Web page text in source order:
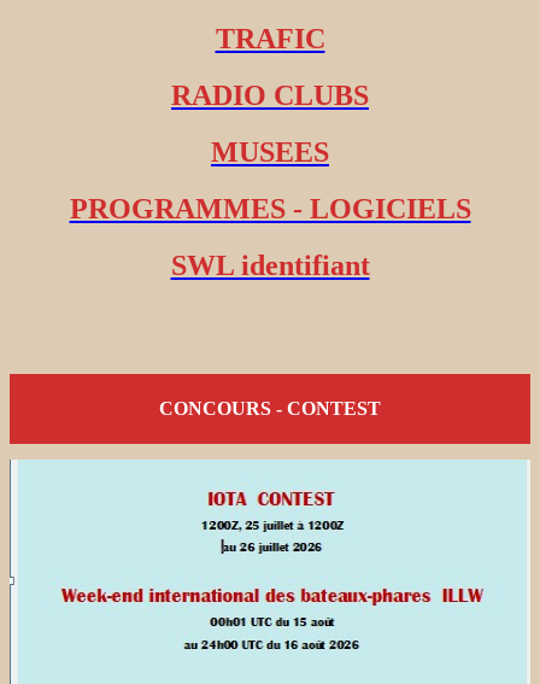
TRAFIC
RADIO CLUBS
MUSEES
PROGRAMMES - LOGICIELS
SWL identifiant
CONCOURS - CONTEST